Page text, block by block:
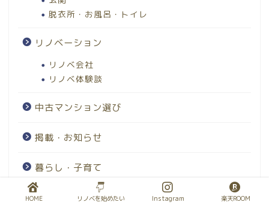
脱衣所・お風呂・トイレ
リノベーション
リノベ会社
リノベ体験談
中古マンション選び
掲載・お知らせ
暮らし・子育て
HOME リノベを始めたい Instagram 楽天ROOM